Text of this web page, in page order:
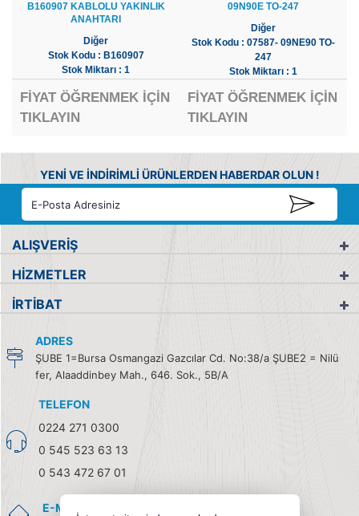
B160907 KABLOLU YAKINLIK
ANAHTARI
Diğer
Stok Kodu : B160907
Stok Miktarı : 1
FİYAT ÖĞRENMEK İÇİN
TIKLAYIN
09N90E TO-247
Diğer
Stok Kodu : 07587- 09NE90 TO-
247
Stok Miktarı : 1
FİYAT ÖĞRENMEK İÇİN
TIKLAYIN
YENİ VE İNDİRİMLİ ÜRÜNLERDEN HABERDAR OLUN !
ALIŞVERİŞ
HİZMETLER
İRTİBAT
ADRES
ŞUBE 1=Bursa Osmangazi Gazcılar Cd. No:38/a ŞUBE2 = Nilü
fer, Alaaddinbey Mah., 646. Sok., 5B/A
TELEFON
0224 271 0300
0 545 523 63 13
0 543 472 67 01
E-MAIL